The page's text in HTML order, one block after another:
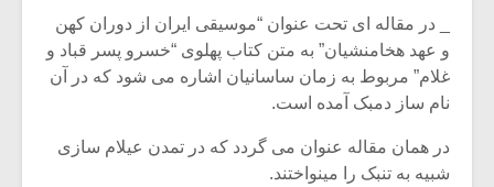
_ در مقاله ای تحت عنوان “موسیقی ایران از دوران کهن
و عهد هخامنشیان” به متن کتاب پهلوی “خسرو پسر قباد و
غلام” مربوط به زمان ساسانیان اشاره می شود که در آن
نام ساز دمبک آمده است.
در همان مقاله عنوان می گردد که در تمدن عیلام سازی
شبیه به تنبک را مینواختند.